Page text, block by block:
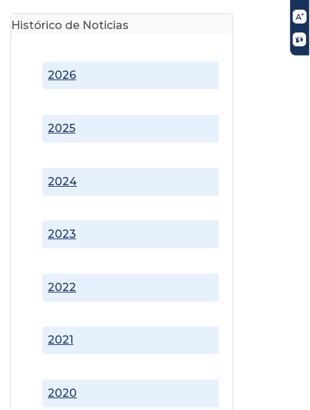
Histórico de Noticias
2020
2021
2022
2023
2024
2025
2026